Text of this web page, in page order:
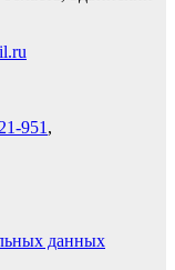
951 ,
данных